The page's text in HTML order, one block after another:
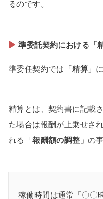
るのです。
準委託契約における「
準委任契約では「精算 」
精算とは、契約書に記載
た場合は報酬が上乗せさ
れる「報酬額の調整 」の
稼働時間は通常「〇〇